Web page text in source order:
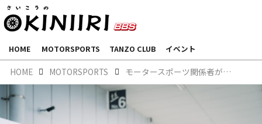
HOME MOTORSPORTS TANZO CLUB イベント
HOME MOTORSPORTS モータースポーツ関係者が語る、ホイールの重要性